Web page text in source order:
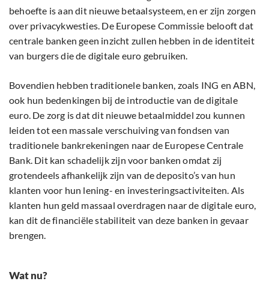
behoefte is aan dit nieuwe betaalsysteem, en er zijn zorgen
over privacykwesties. De Europese Commissie belooft dat
centrale banken geen inzicht zullen hebben in de identiteit
van burgers die de digitale euro gebruiken.
Bovendien hebben traditionele banken, zoals ING en ABN,
ook hun bedenkingen bij de introductie van de digitale
euro. De zorg is dat dit nieuwe betaalmiddel zou kunnen
leiden tot een massale verschuiving van fondsen van
traditionele bankrekeningen naar de Europese Centrale
Bank. Dit kan schadelijk zijn voor banken omdat zij
grotendeels afhankelijk zijn van de deposito’s van hun
klanten voor hun lening- en investeringsactiviteiten. Als
klanten hun geld massaal overdragen naar de digitale euro,
kan dit de financiële stabiliteit van deze banken in gevaar
brengen.
Wat nu?